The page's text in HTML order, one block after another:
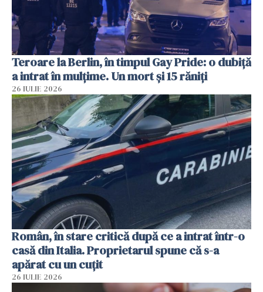
Teroare la Berlin, în timpul Gay Pride: o dubiță
a intrat în mulțime. Un mort și 15 răniți
26 IULIE 2026
Român, în stare critică după ce a intrat într-o
casă din Italia. Proprietarul spune că s-a
apărat cu un cuțit
26 IULIE 2026